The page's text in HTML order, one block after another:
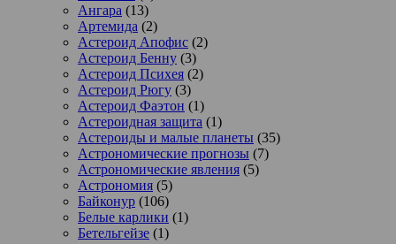
Ангара (13)
Артемида (2)
Астероид Апофис (2)
Астероид Бенну (3)
Астероид Психея (2)
Астероид Рюгу (3)
Астероид Фаэтон (1)
Астероидная защита (1)
Астероиды и малые планеты (35)
Астрономические прогнозы (7)
Астрономические явления (5)
Астрономия (5)
Байконур (106)
Белые карлики (1)
Бетельгейзе (1)